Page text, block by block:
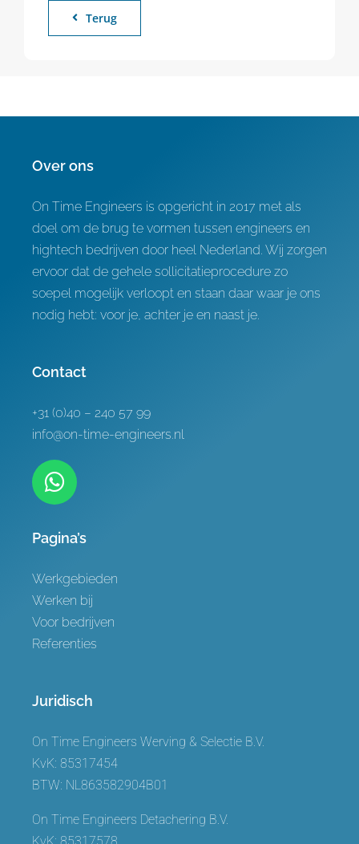
Terug
Over ons
On Time Engineers is opgericht in 2017 met als
doel om de brug te vormen tussen engineers en
hightech bedrijven door heel Nederland. Wij zorgen
ervoor dat de gehele sollicitatieprocedure zo
soepel mogelijk verloopt en staan daar waar je ons
nodig hebt: voor je, achter je en naast je.
Contact
+31 (0)40 – 240 57 99
info@on-time-engineers.nl
Pagina’s
Werkgebieden
Werken bij
Voor bedrijven
Referenties
Juridisch
On Time Engineers Werving & Selectie B.V.
KvK: 85317454
BTW: NL863582904B01
On Time Engineers Detachering B.V.